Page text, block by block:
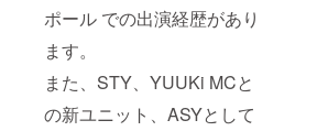
ポール での出演経歴があり
ます。
また、STY、YUUKi MCと
の新ユニット、ASYとして